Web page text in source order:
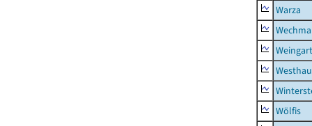
Warza
Wölfis